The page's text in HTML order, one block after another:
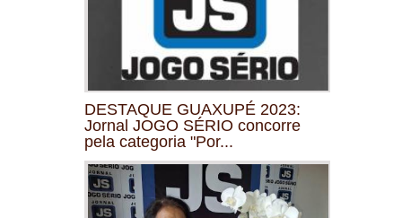
DESTAQUE GUAXUPÉ 2023:
Jornal JOGO SÉRIO concorre
pela categoria "Por...